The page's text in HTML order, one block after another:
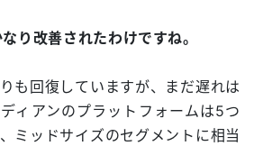
改善されたわけですね。
も回復していますが、まだ遅れは
ィアンのプラットフォームは5つ
ミッドサイズのセグメントに相当